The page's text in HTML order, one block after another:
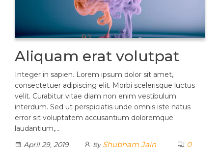
Aliquam erat volutpat
Integer in sapien. Lorem ipsum dolor sit amet,
consectetuer adipiscing elit. Morbi scelerisque luctus
velit. Curabitur vitae diam non enim vestibulum
interdum. Sed ut perspiciatis unde omnis iste natus
error sit voluptatem accusantium doloremque
laudantium,…
April 29, 2019
By Shubham Jain 0